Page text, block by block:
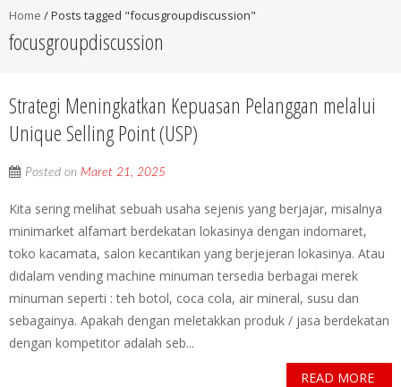
Home /Posts tagged "focusgroupdiscussion"
focusgroupdiscussion
Strategi Meningkatkan Kepuasan Pelanggan melalui
Unique Selling Point (USP)
Posted on Maret 21, 2025
Kita sering melihat sebuah usaha sejenis yang berjajar, misalnya
minimarket alfamart berdekatan lokasinya dengan indomaret,
toko kacamata, salon kecantikan yang berjejeran lokasinya. Atau
didalam vending machine minuman tersedia berbagai merek
minuman seperti : teh botol, coca cola, air mineral, susu dan
sebagainya. Apakah dengan meletakkan produk / jasa berdekatan
dengan kompetitor adalah seb...
READ MORE